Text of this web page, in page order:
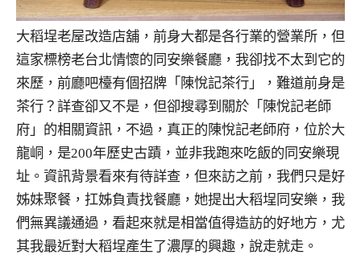
大稻埕老屋改造店舖，前身大都是各行業的營業所，但
這家標榜老台北情懷的同安樂餐廳，我卻找不太到它的
來歷，前廳吧檯有個招牌「陳悅記茶行」，難道前身是
茶行？詳查卻又不是，但卻搜尋到關於「陳悅記老師
府」的相關資訊，不過，真正的陳悅記老師府，位於大
龍峒，是200年歷史古蹟，並非我跑來吃飯的同安樂現
址。資訊背景看來有待詳查，但來訪之前，我們只是好
姊妹聚餐，扛姊負責找餐廳，她提出大稻埕同安樂，我
們無異議通過，看起來就是相當值得造訪的好地方，尤
其我最近對大稻埕產生了濃厚的興趣，說走就走。